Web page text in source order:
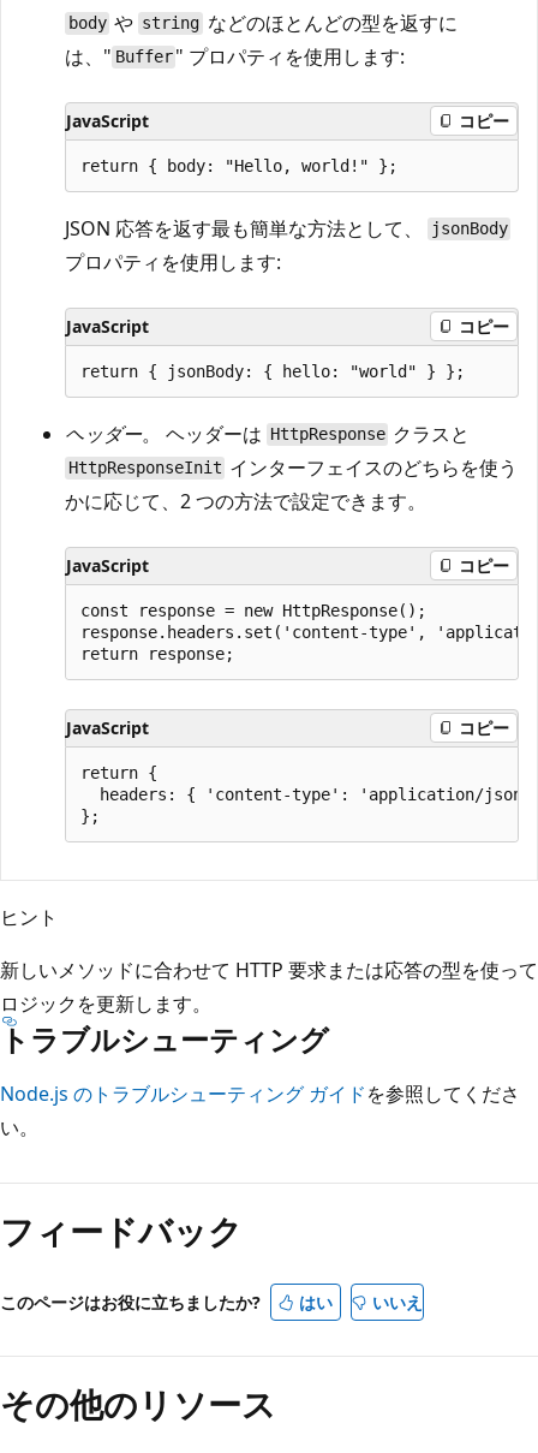
body や string などのほとんどの型を返すに
は、" Buffer " プロパティを使用します:
JavaScript コピー
JSON 応答を返す最も簡単な方法として、 jsonBody
プロパティを使用します:
JavaScript コピー
ヘッダー。 ヘッダーは HttpResponse クラスと
HttpResponseInit インターフェイスのどちらを使う
かに応じて、2 つの方法で設定できます。
JavaScript コピー
const response = new HttpResponse();
response.headers.set('content-type',
JavaScript コピー
return {
headers: { 'content-type': 'application/json'
ヒント
新しいメソッドに合わせて HTTP 要求または応答の型を使って
ロジックを更新します。
トラブルシューティング
Node.js のトラブルシューティング ガイドを参照してくださ
い。
フィードバック
このページはお役に立ちましたか? はい いいえ
その他のリソース